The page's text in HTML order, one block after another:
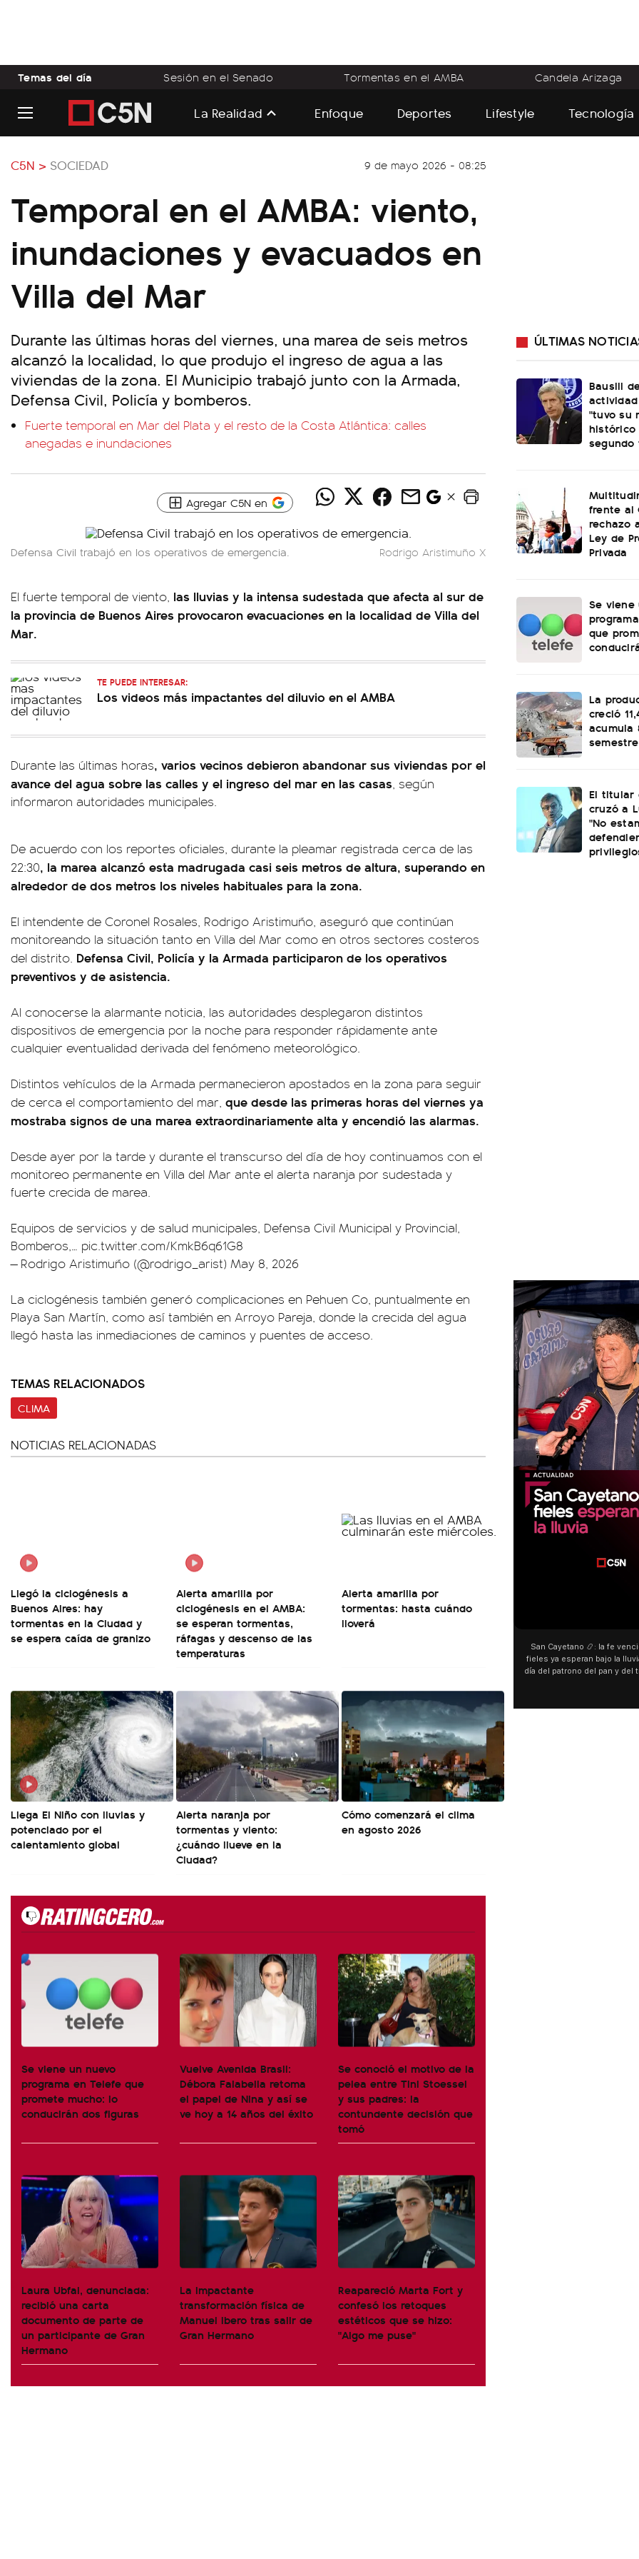
Temas del día Sesión en el Senado Tormentas en el AMBA Candela Arizaga
La Realidad Enfoque Deportes Lifestyle Tecnología
C5N > SOCIEDAD 9 de mayo 2026 - 08:25
Temporal en el AMBA: viento,
inundaciones y evacuados en
Villa del Mar
Durante las últimas horas del viernes, una marea de seis metros
alcanzó la localidad, lo que produjo el ingreso de agua a las
viviendas de la zona. El Municipio trabajó junto con la Armada,
Defensa Civil, Policía y bomberos.
Fuerte temporal en Mar del Plata y el resto de la Costa Atlántica: calles
anegadas e inundaciones
Agregar C5N en
Defensa Civil trabajó en los operativos de emergencia. Rodrigo Aristimuño X
El fuerte temporal de viento, las lluvias y la intensa sudestada que afecta al sur de
la provincia de Buenos Aires provocaron evacuaciones en la localidad de Villa del
Mar.
TE PUEDE INTERESAR:
Los videos más impactantes del diluvio en el AMBA
Durante las últimas horas, varios vecinos debieron abandonar sus viviendas por el
avance del agua sobre las calles y el ingreso del mar en las casas, según
informaron autoridades municipales.
De acuerdo con los reportes oficiales, durante la pleamar registrada cerca de las
22:30, la marea alcanzó esta madrugada casi seis metros de altura, superando en
alrededor de dos metros los niveles habituales para la zona.
El intendente de Coronel Rosales, Rodrigo Aristimuño, aseguró que continúan
monitoreando la situación tanto en Villa del Mar como en otros sectores costeros
del distrito. Defensa Civil, Policía y la Armada participaron de los operativos
preventivos y de asistencia.
Al conocerse la alarmante noticia, las autoridades desplegaron distintos
dispositivos de emergencia por la noche para responder rápidamente ante
cualquier eventualidad derivada del fenómeno meteorológico.
Distintos vehículos de la Armada permanecieron apostados en la zona para seguir
de cerca el comportamiento del mar, que desde las primeras horas del viernes ya
mostraba signos de una marea extraordinariamente alta y encendió las alarmas.
Desde ayer por la tarde y durante el transcurso del día de hoy continuamos con el
monitoreo permanente en Villa del Mar ante el alerta naranja por sudestada y
fuerte crecida de marea.
Equipos de servicios y de salud municipales, Defensa Civil Municipal y Provincial,
Bomberos,… pic.twitter.com/KmkB6q61G8
— Rodrigo Aristimuño (@rodrigo_arist) May 8, 2026
La ciclogénesis también generó complicaciones en Pehuen Co, puntualmente en
Playa San Martín, como así también en Arroyo Pareja, donde la crecida del agua
llegó hasta las inmediaciones de caminos y puentes de acceso.
TEMAS RELACIONADOS
CLIMA
NOTICIAS RELACIONADAS
Llegó la ciclogénesis a
Buenos Aires: hay
tormentas en la Ciudad y
se espera caída de granizo
Alerta amarilla por
ciclogénesis en el AMBA:
se esperan tormentas,
ráfagas y descenso de las
temperaturas
Alerta amarilla por
tormentas: hasta cuándo
lloverá
Llega El Niño con lluvias y
potenciado por el
calentamiento global
Alerta naranja por
tormentas y viento:
¿cuándo llueve en la
Ciudad?
Cómo comenzará el clima
en agosto 2026
Se viene un nuevo
programa en Telefe que
promete mucho: lo
conducirán dos figuras
Vuelve Avenida Brasil:
Débora Falabella retoma
el papel de Nina y así se
ve hoy a 14 años del éxito
Se conoció el motivo de la
pelea entre Tini Stoessel
y sus padres: la
contundente decisión que
tomó
Laura Ubfal, denunciada:
recibió una carta
documento de parte de
un participante de Gran
Hermano
La impactante
transformación física de
Manuel Ibero tras salir de
Gran Hermano
Reapareció Marta Fort y
confesó los retoques
estéticos que se hizo:
"Algo me puse"
ÚLTIMAS
Bausili
"tuvo su
histórico
frente al
rechazo
Ley de
Privada
Se viene
que
La
creció
acumula
semestre
El titular
cruzó a
"No
San Cayetano 📿: la fe venció al agua y los
fieles ya esperan bajo la lluvia ➡️ A horas del
día del patrono del pan y del trabajo, miles de
y pedir. 🎙️ @bernardomagnago